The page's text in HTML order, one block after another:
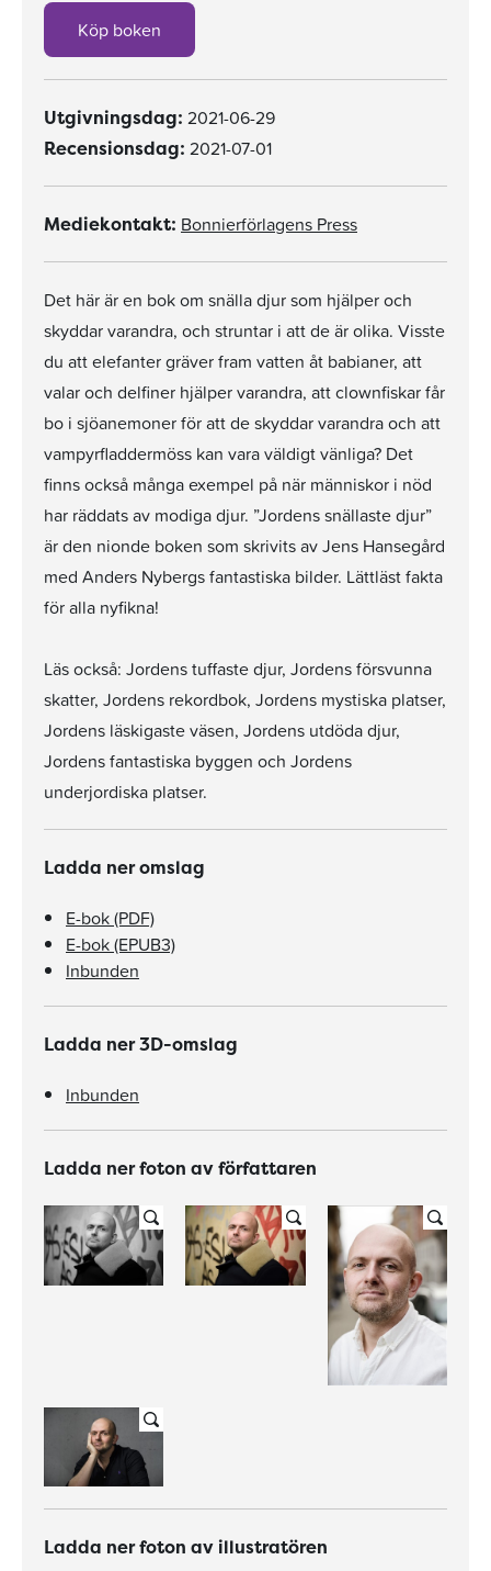
Köp boken
Utgivningsdag: 2021-06-29
Recensionsdag: 2021-07-01
Mediekontakt: Bonnierförlagens Press
Det här är en bok om snälla djur som hjälper och
skyddar varandra, och struntar i att de är olika. Visste
du att elefanter gräver fram vatten åt babianer, att
valar och delfiner hjälper varandra, att clownfiskar får
bo i sjöanemoner för att de skyddar varandra och att
vampyrfladdermöss kan vara väldigt vänliga? Det
finns också många exempel på när människor i nöd
har räddats av modiga djur. ”Jordens snällaste djur”
är den nionde boken som skrivits av Jens Hansegård
med Anders Nybergs fantastiska bilder. Lättläst fakta
för alla nyfikna!
Läs också: Jordens tuffaste djur, Jordens försvunna
skatter, Jordens rekordbok, Jordens mystiska platser,
Jordens läskigaste väsen, Jordens utdöda djur,
Jordens fantastiska byggen och Jordens
underjordiska platser.
Ladda ner omslag
E-bok (PDF)
E-bok (EPUB3)
Inbunden
Ladda ner 3D-omslag
Inbunden
Ladda ner foton av författaren
Ladda ner foton av illustratören